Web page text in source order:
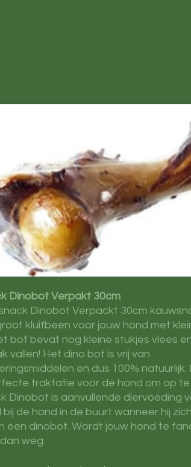
Dinobot Verpakt 30cm
Dinobot Verpackt 30cm
kluifbeen voor jouw hond met
bot bevat nog kleine stukjes vlees
vallen! Het dino bot is vrij van
en dus 100%
traktatie voor de hond om op te
Dinobot is aanvullende diervoeding
bij de hond in de buurt wanneer hij
een dinobot. Wordt jouw hond te
weg.